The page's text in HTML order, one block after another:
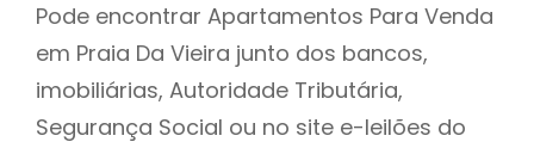
Pode encontrar Apartamentos Para Venda
em Praia Da Vieira junto dos bancos,
imobiliárias, Autoridade Tributária,
Segurança Social ou no site e-leilões do